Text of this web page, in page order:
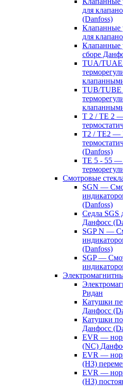
для
(Danfoss)
Клапанные
для
Клапанные
сборе
TUA/
TUB/
T 2 / TE 2
T2 / TE2 —
(Danfoss)
TE 5 - 55
Смотровые
SGN —
(Danfoss)
Седла SGS
Данфосс
SGP N —
(Danfoss)
SGP —
Ридан
Катушки
Данфосс
Катушки
Данфосс
EVR —
(NC)
EVR —
(НЗ)
EVR —
(НЗ)